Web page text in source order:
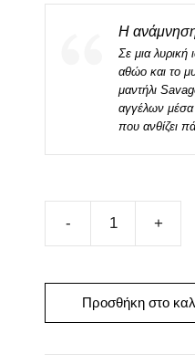
Η
Σε μια λυρική
αθώο και το
μαντήλι
αγγέλων
που ανθίζει
x
Προσθήκη στο